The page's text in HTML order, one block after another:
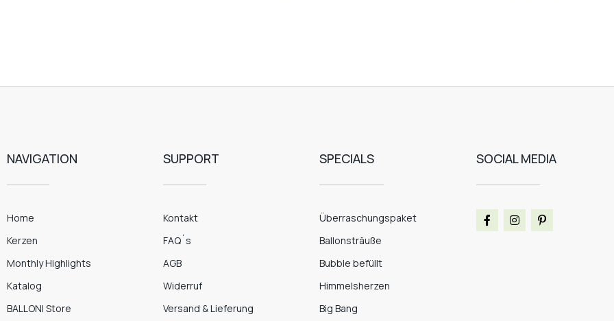
NAVIGATION
Home
Kerzen
Monthly Highlights
Katalog
BALLONI Store
SUPPORT
Kontakt
FAQ´s
AGB
Widerruf
Versand & Lieferung
SPECIALS
Überraschungspaket
Ballonsträuße
Bubble befüllt
Himmelsherzen
Big Bang
SOCIAL MEDIA